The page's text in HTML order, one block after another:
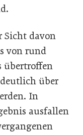
Sicht davon
von rund
übertroffen
über
In
ausfallen